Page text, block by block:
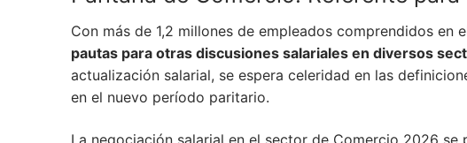
Con más de 1,2 millones de empleados comprendidos en
pautas para otras discusiones salariales en diversos
actualización salarial, se espera celeridad en las
en el nuevo período paritario.
La negociación salarial en el sector de Comercio 2026